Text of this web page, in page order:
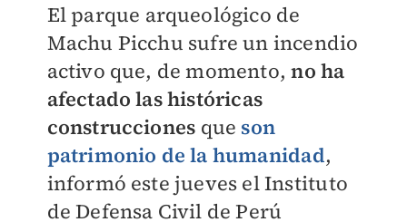
El parque arqueológico de
Machu Picchu sufre un incendio
activo que, de momento,no ha
afectado las históricas
construcciones que son
patrimonio de la humanidad,
informó este jueves el Instituto
de Defensa Civil de Perú